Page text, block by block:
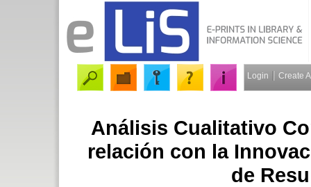
Login Create
Análisis Cualitativo
relación con la
de